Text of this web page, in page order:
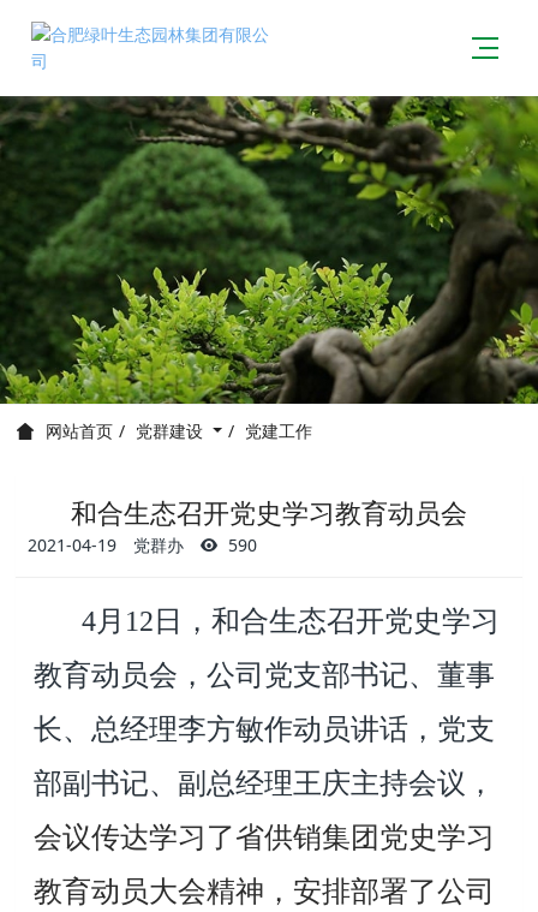
网站首页 党群建设 党建工作
和合生态召开党史学习教育动员会
2021-04-19 党群办 590
4月 12 日，和合生态召开党史学习
教育动员会，公司党支部书记、董事
长、总经理李方敏作动员讲话，党支
部副书记、副总经理王庆主持会议，
会议传达学习了省供销集团党史学习
教育动员大会精神，安排部署了公司